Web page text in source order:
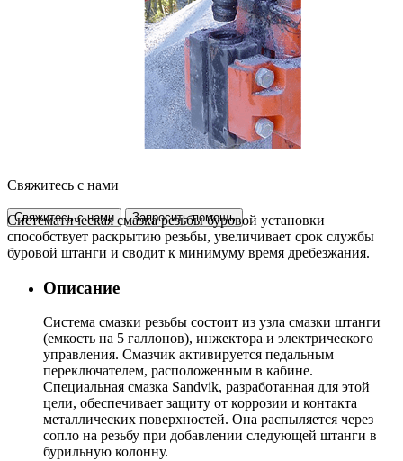
Свяжитесь с нами
Свяжитесь с нами Запросить помощь
Систематическая смазка резьбы буровой установки
способствует раскрытию резьбы, увеличивает срок службы
буровой штанги и сводит к минимуму время дребезжания.
Описание
Система смазки резьбы состоит из узла смазки штанги
(емкость на 5 галлонов), инжектора и электрического
управления. Смазчик активируется педальным
переключателем, расположенным в кабине.
Специальная смазка Sandvik, разработанная для этой
цели, обеспечивает защиту от коррозии и контакта
металлических поверхностей. Она распыляется через
сопло на резьбу при добавлении следующей штанги в
бурильную колонну.